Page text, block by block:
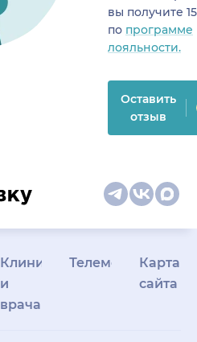
вы получите
по программе
лояльности.
Оставить
отзыв
Клиникам
и
врачам
Телемедицина
Карта
сайта